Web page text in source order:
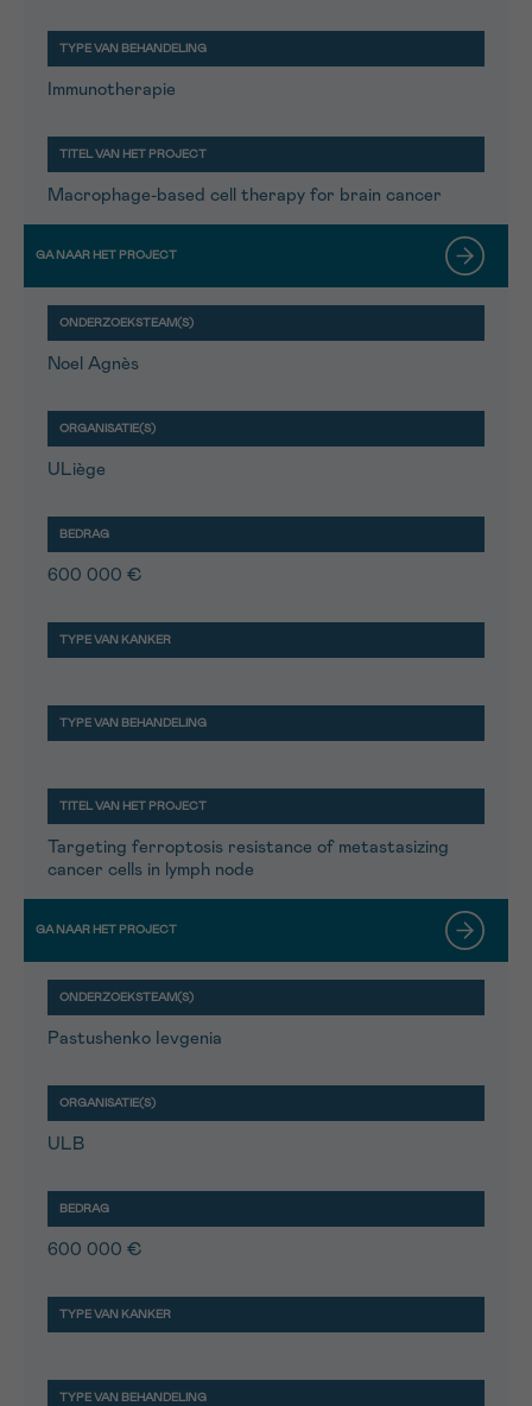
Immunotherapie
Macrophage-based cell therapy for brain cancer
Noel Agnès
ULiège
600 000 €
Targeting ferroptosis resistance of metastasizing
cancer cells in lymph node
Pastushenko Ievgenia
ULB
600 000 €